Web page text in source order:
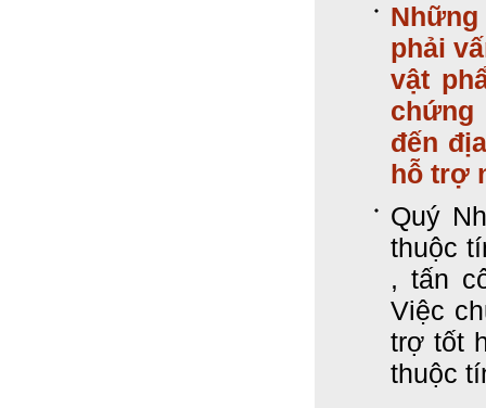
phải
vật
chứng
đến
hỗ trợ
Quý
thuộc
, tấn
Việc
trợ tốt
thuộc